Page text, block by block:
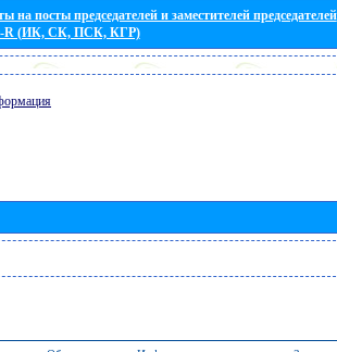
на посты председателей и заместителей председателей
R (ИК, СК, ПСК, КГР)